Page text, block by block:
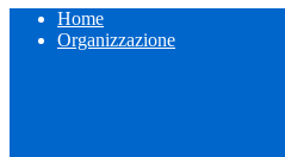
Home
Organizzazione